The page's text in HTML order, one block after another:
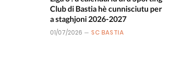
Club di Bastia hè cunnisciutu per
a staghjoni 2026-2027
01/07/2026 SC BASTIA